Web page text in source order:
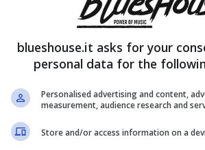
blueshouse.it asks for your
personal data for the
Personalised advertising and content,
measurement, audience research and
Store and/or access information on a